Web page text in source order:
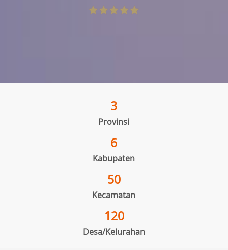
3
Provinsi
6
Kabupaten
50
Kecamatan
120
Desa/Kelurahan